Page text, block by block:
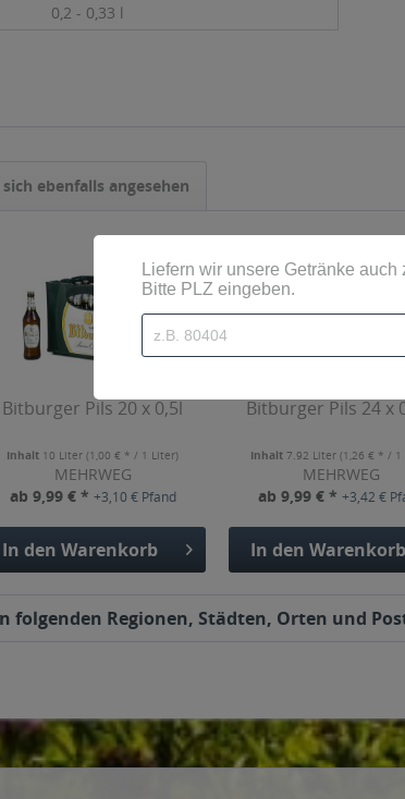
0,2 - 0,33 l
ebenfalls angesehen
Bitburger Pils 20 x 0,5l
Inhalt 10 Liter(1,00 € * / 1 Liter)
MEHRWEG
ab 9,99 € * +3,10 € Pfand
In den Warenkorb
Bitburger Pils 24 x
Inhalt7.92 Liter(1,26 € * / 1
MEHRWEG
ab 9,99 € *+3,42 €
In den Warenkorb
folgenden Regionen, Städten, Orten und